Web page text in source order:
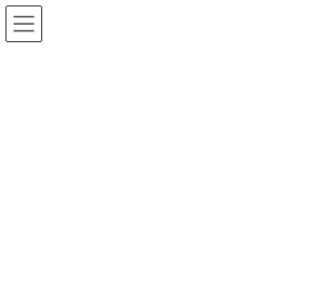
コ
ン
ナ
ビ